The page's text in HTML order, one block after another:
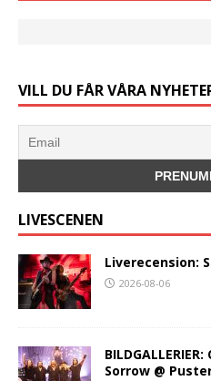
VILL DU FÅR VÅRA
LIVESCENEN
Liverecension:
2026-08-06
Sorrow @